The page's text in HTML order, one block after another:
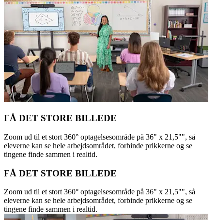
FÅ DET STORE BILLEDE
Zoom ud til et stort 360° optagelsesområde på 36" x 21,5"", så
eleverne kan se hele arbejdsområdet, forbinde prikkerne og se
tingene finde sammen i realtid.
FÅ DET STORE BILLEDE
Zoom ud til et stort 360° optagelsesområde på 36" x 21,5"", så
eleverne kan se hele arbejdsområdet, forbinde prikkerne og se
tingene finde sammen i realtid.